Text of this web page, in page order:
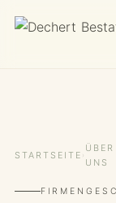
STARTSEITE ›
ÜBER
UNS